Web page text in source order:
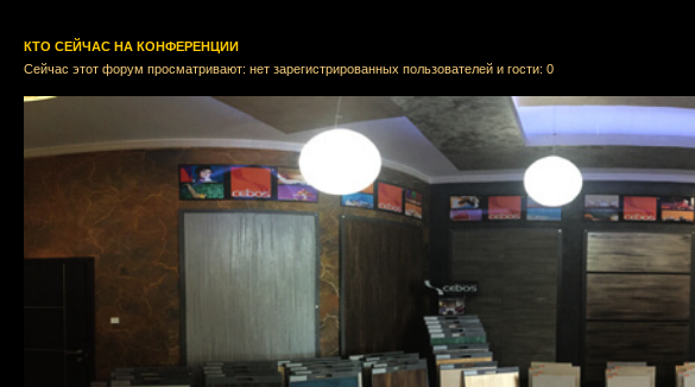
КТО СЕЙЧАС НА КОНФЕРЕНЦИИ
Сейчас этот форум просматривают: нет зарегистрированных пользователей и гости: 0